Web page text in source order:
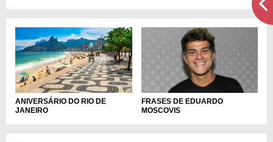
ANIVERSÁRIO DO RIO DE
JANEIRO
FRASES DE EDUARDO
MOSCOVIS